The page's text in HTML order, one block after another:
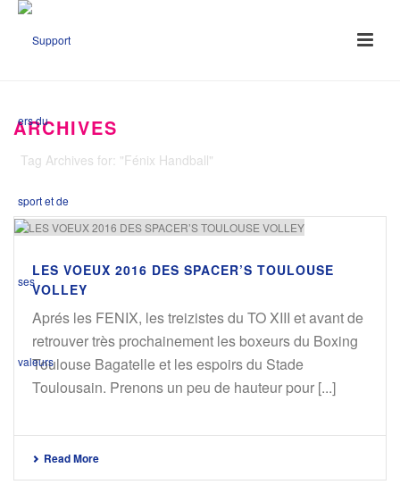
ARCHIVES
Tag Archives for: "Fénix Handball"
LES VOEUX 2016 DES SPACER’S TOULOUSE
VOLLEY
Aprés les FENIX, les treizistes du TO XIII et avant de
retrouver très prochainement les boxeurs du Boxing
Toulouse Bagatelle et les espoirs du Stade
Toulousain. Prenons un peu de hauteur pour [...]
Read More